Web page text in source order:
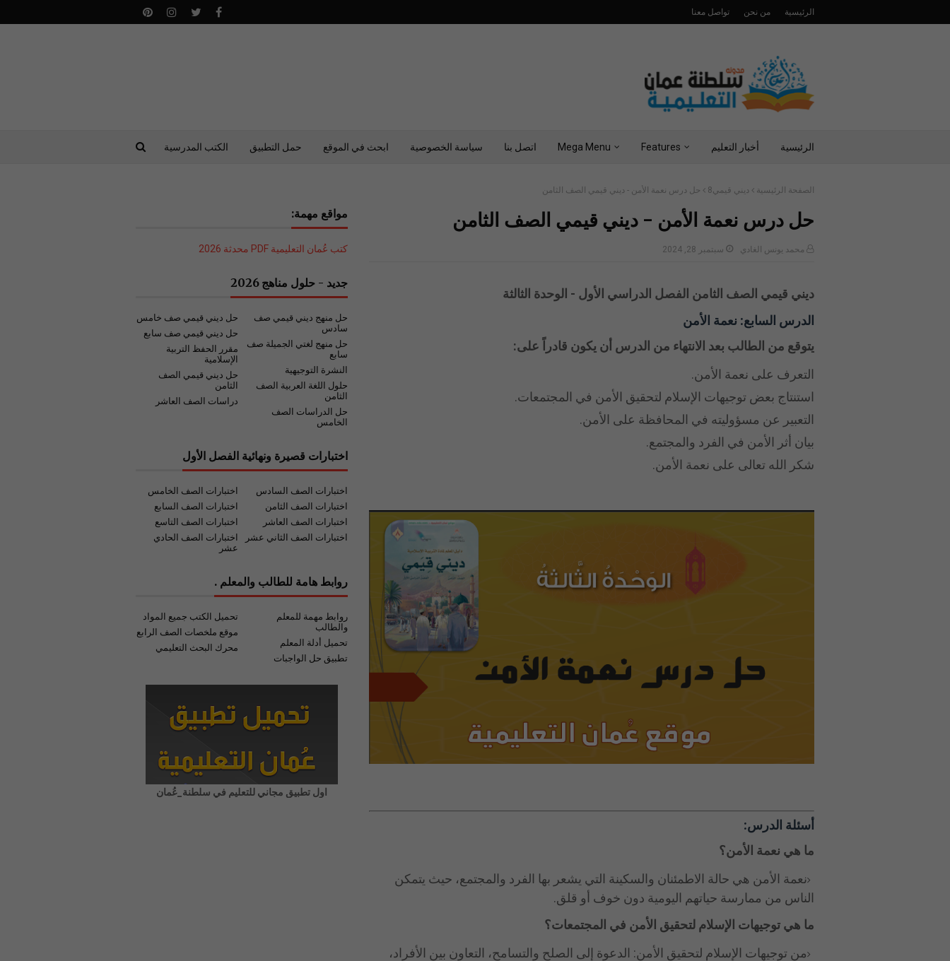
الرئيسية من نحن تواصل معنا
الرئيسية أخبار التعليم Features
Mega Menu اتصل بنا سياسة الخصوصية ابحث في الموقع حمل التطبيق الكتب المدرسية
الصفحة الرئيسية ديني قيمي8 حل درس نعمة الأمن - ديني قيمي الصف الثامن
حل درس نعمة الأمن - ديني قيمي الصف الثامن
محمد يونس الغادي سبتمبر 28, 2024
ديني قيمي الصف الثامن الفصل الدراسي الأول - الوحدة الثالثة
الدرس السابع: نعمة الأمن
يتوقع من الطالب بعد الانتهاء من الدرس أن يكون قادراً على:
التعرف على نعمة الأمن.
استنتاج بعض توجيهات الإسلام لتحقيق الأمن في المجتمعات.
التعبير عن مسؤوليته في المحافظة على الأمن.
بيان أثر الأمن في الفرد والمجتمع.
شكر الله تعالى على نعمة الأمن.
أسئلة الدرس:
ما هي نعمة الأمن؟
نعمة الأمن هي حالة الاطمئنان والسكينة التي يشعر بها الفرد والمجتمع، حيث يتمكن
الناس من ممارسة حياتهم اليومية دون خوف أو قلق.
ما هي توجيهات الإسلام لتحقيق الأمن في المجتمعات؟
من توجيهات الإسلام لتحقيق الأمن: الدعوة إلى الصلح والتسامح، التعاون بين الأفراد،
مواقع مهمة:
كتب عُمان التعليمية PDF محدثة 2026
جديد - حلول مناهج 2026
حل ديني قيمي صف خامس
حل منهج ديني قيمي صف
سادس
حل ديني قيمي صف سابع
حل منهج لغتي الجميلة صف
سابع
مقرر الحفظ التربية
الإسلامية
النشرة التوجيهية
حل ديني قيمي الصف
الثامن
حلول اللغة العربية الصف
الثامن
دراسات الصف العاشر
حل الدراسات الصف
الخامس
اختبارات قصيرة ونهائية الفصل الأول
اختبارات الصف الخامس
اختبارات الصف السادس
اختبارات الصف السابع
اختبارات الصف الثامن
اختبارات الصف التاسع
اختبارات الصف العاشر
اختبارات الصف الحادي
عشر
اختبارات الصف الثاني عشر
روابط هامة للطالب والمعلم .
تحميل الكتب جميع المواد
روابط مهمة للمعلم
والطالب
موقع ملخصات الصف الرابع
تحميل أدلة المعلم
محرك البحث التعليمي
تطبيق حل الواجبات
اول تطبيق مجاني للتعليم في سلطنة_عُمان